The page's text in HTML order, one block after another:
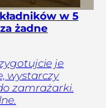
w 5
żadne
je
wystarczy
zamrażarki.